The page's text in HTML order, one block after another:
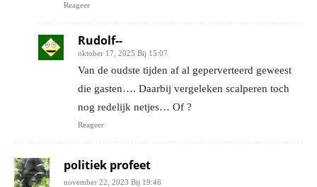
Reageer
Rudolf--
oktober 17, 2025 Bij 15:07
Van de oudste tijden af al geperverteerd geweest
die gasten…. Daarbij vergeleken scalperen toch
nog redelijk netjes… Of ?
Reageer
politiek profeet
november 22, 2023 Bij 19:46